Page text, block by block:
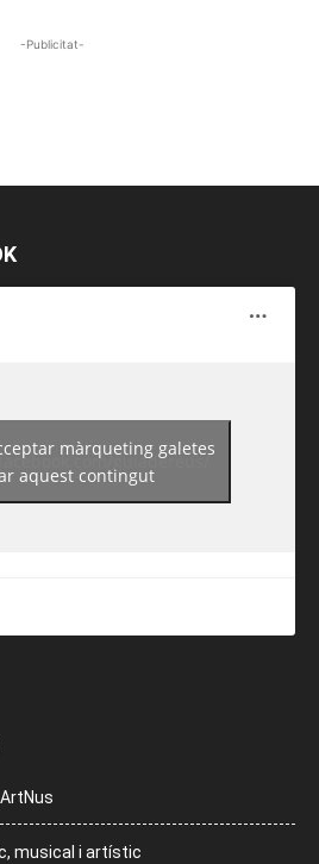
-Publicitat-
guiadereus/
màrqueting galetes
aquest contingut
musical i artístic